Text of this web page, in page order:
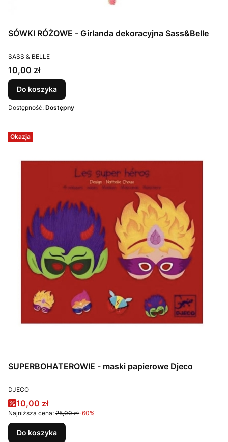
SÓWKI RÓŻOWE - Girlanda dekoracyjna Sass&Belle
PRODUCENT
SASS & BELLE
Cena
10,00 zł
Do koszyka
Dostępność: Dostępny
Okazja
SUPERBOHATEROWIE - maski papierowe Djeco
PRODUCENT
DJECO
Cena promocyjna
10,00 zł
Najniższa cena: 25,00 zł-60%
Do koszyka